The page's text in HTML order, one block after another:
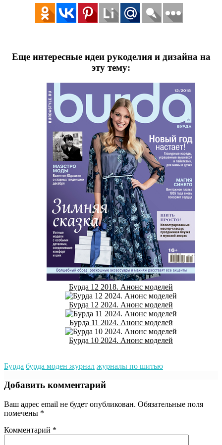
Еще интересные идеи рукоделия и дизайна на
эту тему:
Бурда 12 2018. Анонс моделей
Бурда 12 2024. Анонс моделей
Бурда 11 2024. Анонс моделей
Бурда 10 2024. Анонс моделей
Бурда бурда моден журнал журналы по шитью
Добавить комментарий
Ваш адрес email не будет опубликован. Обязательные поля
помечены *
Комментарий *